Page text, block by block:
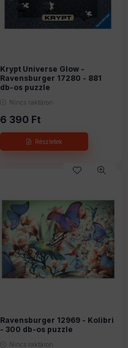
Krypt Universe Glow -
Ravensburger 17280 - 881
db-os puzzle
Nincs raktáron
6 390 Ft
Ravensburger 12969 - Kolibri
- 300 db-os puzzle
Nincs raktáron